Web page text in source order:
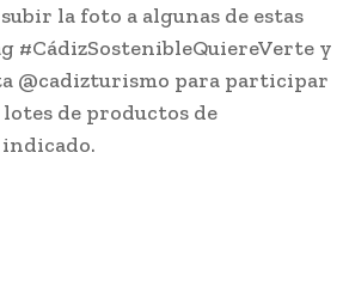
la foto a algunas de estas
#CádizSostenibleQuiereVerte y
@cadizturismo para participar
de productos de